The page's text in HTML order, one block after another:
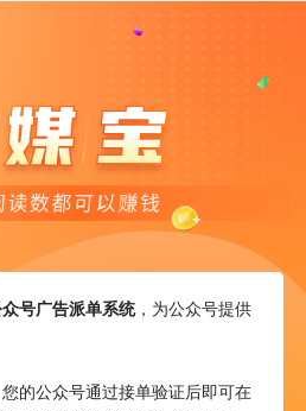
号广告派单系统，为公众号提供
的公众号通过接单验证后即可在